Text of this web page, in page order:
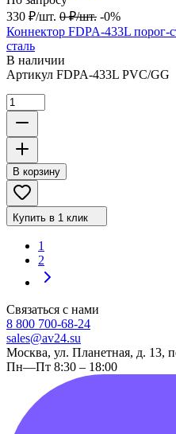
330 ₽/шт. 0 ₽/шт. -0%
Коннектор FDPA-433L
сталь
В наличии
Артикул FDPA-433L PVC/GG
В корзину
Купить в 1 клик
1
2
Связаться с нами
8 800 700-68-24
sales@av24.su
Москва, ул. Планетная, д. 13,
Пн—Пт 8:30 – 18:00